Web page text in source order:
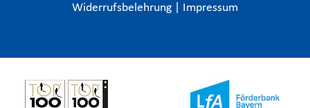
Widerrufsbelehrung
Impressum